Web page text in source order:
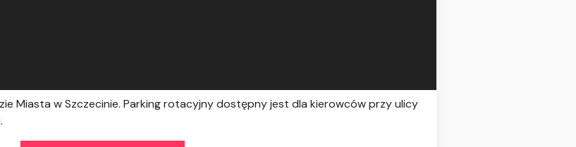
Miasta w Szczecinie. Parking rotacyjny dostępny jest dla kierowców przy ulicy